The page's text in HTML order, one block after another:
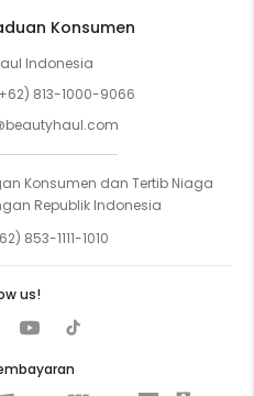
Konsumen
Indonesia
813-1000-9066
Konsumen dan Tertib Niaga
Republik Indonesia
853-1111-1010
us!